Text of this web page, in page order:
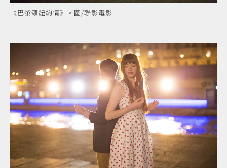
《巴黎頌紐約情》。圖/聯影電影